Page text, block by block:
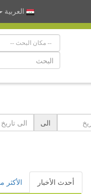
العربية
الى
أحدث الأخبار الأكثر